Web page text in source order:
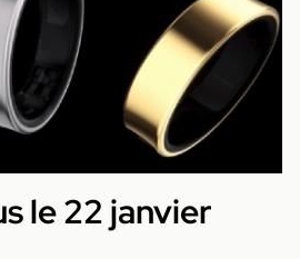
le 22 janvier